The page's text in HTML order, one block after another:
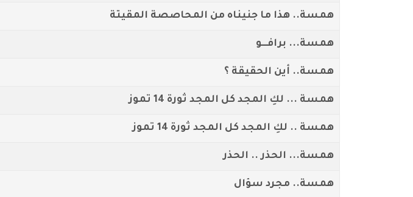
همسة.. هذا ما جنيناه من المحاصصة المقيتة
همسة... برافـــو
همسة.. أين الحقيقة ؟
همسة ... لكِ المجد كل المجد ثورة 14 تموز
همسة .. لكِ المجد كل المجد ثورة 14 تموز
همسة... الحذر .. الحذر
همسة.. مجرد سؤال